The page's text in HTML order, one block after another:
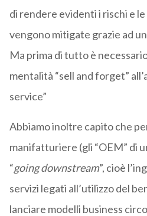
di rendere evidenti i rischi e
vengono mitigate grazie ad
Ma prima di tutto è
mentalità “sell and forget”
service”
Abbiamo inoltre capito che
manifatturiere (gli “OEM” di
“going downstream”, cioè
servizi legati all’utilizzo del
lanciare modelli business